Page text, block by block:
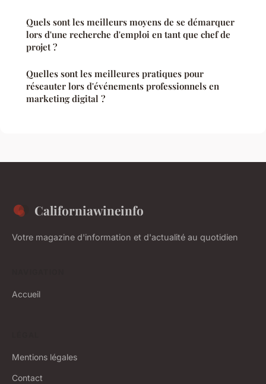
Quels sont les meilleurs moyens de se démarquer
lors d'une recherche d'emploi en tant que chef de
projet ?
Quelles sont les meilleures pratiques pour
réseauter lors d'événements professionnels en
marketing digital ?
Californiawineinfo
Votre magazine d'information et d'actualité au quotidien
Accueil
Mentions légales
Contact